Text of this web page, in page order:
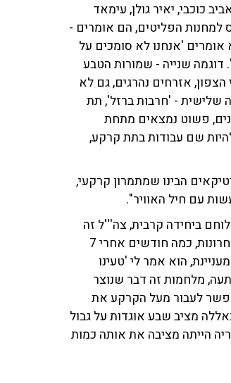
כוכבי, יאיר גולן, עימאד
למחנות הפליטים, הם אומרים -
'אנחנו לא סומכים על
דוגמה שנייה - שמורות הטבע
אזרחים נהרגים, גם לא
שלישית - 'חרבות ברזל', תת
פשוט נמצאים מתחת
שם עבודות בתת קרקע,
הבינו שמתמרון קרקעי,
עם חיל האוויר".
ביחידה קרבית, צה'''ל זה
חלק ממני. לא הבנתי איך הדבר הזה קורה. נתניהו מאוד השתנה בשנתיים האחרונות, כמה חודשים אחרי 7
הוא אמר לי 'טעינו
מלחמות זה דבר שנוצר
לעבור מעל הקרקע את
מציב שבע אוגדות על גבול
הייתה מציבה את אותה כמות